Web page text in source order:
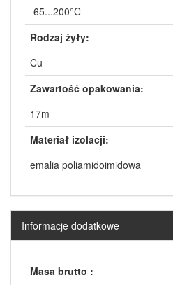
-65...200°C
Rodzaj żyły:
Cu
Zawartość opakowania:
17m
Materiał izolacji:
emalia poliamidoimidowa
Informacje dodatkowe
Masa brutto :